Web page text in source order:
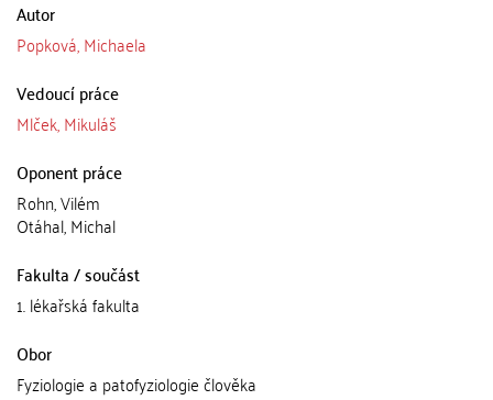
Autor
Popková, Michaela
Vedoucí práce
Mlček, Mikuláš
Oponent práce
Rohn, Vilém
Otáhal, Michal
Fakulta / součást
1. lékařská fakulta
Obor
Fyziologie a patofyziologie člověka